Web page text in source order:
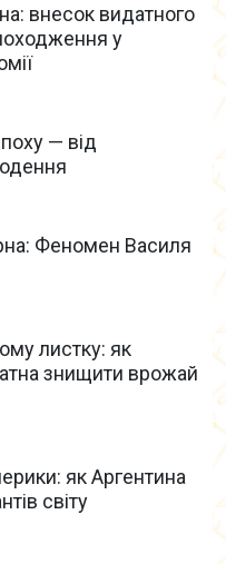
внесок видатного
у
— від
Феномен Василя
листку: як
знищити врожай
як Аргентина
світу